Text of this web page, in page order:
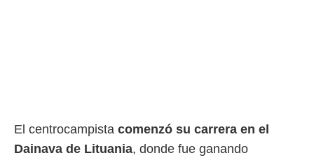
en
El centrocampista comenzó su carrera en el
Dainava de Lituania, donde fue ganando